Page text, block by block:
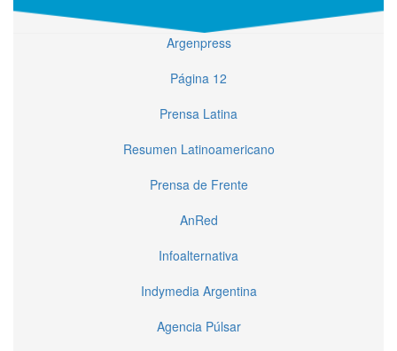
Argenpress
Página 12
Prensa Latina
Resumen Latinoamericano
Prensa de Frente
AnRed
Infoalternativa
Indymedia Argentina
Agencia Púlsar